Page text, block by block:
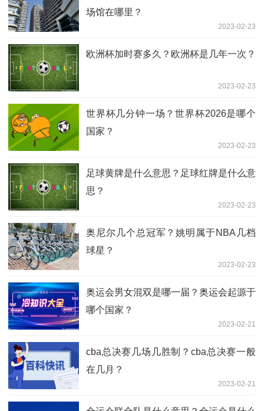
场馆在哪里？
2023-02-23
欧洲杯加时赛多久？欧洲杯是几年一次？
2023-02-23
世界杯几分钟一场？世界杯2026是哪个
国家？
2023-02-23
足球黄牌是什么意思？足球红牌是什么意
思？
2023-02-23
奥尼尔几个总冠军？姚明属于NBA几档
球星？
2023-02-23
奥运会男女混双是哪一届？奥运会起源于
哪个国家？
2023-02-21
cba总决赛几场几胜制？cba总决赛一般
在几月？
2023-02-21